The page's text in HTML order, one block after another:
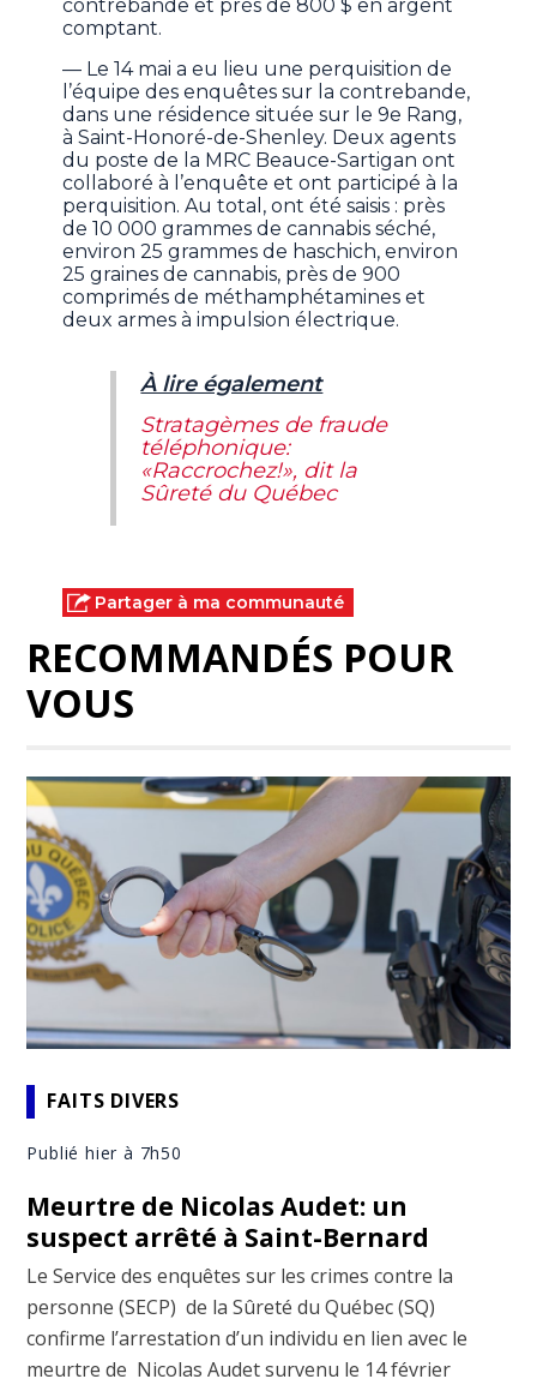
contrebande et près de 800 $ en argent
comptant.
— Le 14 mai a eu lieu une perquisition de
l’équipe des enquêtes sur la contrebande,
dans une résidence située sur le 9e Rang,
à Saint-Honoré-de-Shenley. Deux agents
du poste de la MRC Beauce-Sartigan ont
collaboré à l’enquête et ont participé à la
perquisition. Au total, ont été saisis : près
de 10 000 grammes de cannabis séché,
environ 25 grammes de haschich, environ
25 graines de cannabis, près de 900
comprimés de méthamphétamines et
deux armes à impulsion électrique.
À lire également
Stratagèmes de fraude
téléphonique:
«Raccrochez!», dit la
Sûreté du Québec
Partager à ma communauté
RECOMMANDÉS POUR
VOUS
FAITS DIVERS
Publié hier à 7h50
Meurtre de Nicolas Audet: un
suspect arrêté à Saint-Bernard
Le Service des enquêtes sur les crimes contre la
personne (SECP) de la Sûreté du Québec (SQ)
confirme l’arrestation d’un individu en lien avec le
meurtre de Nicolas Audet survenu le 14 février